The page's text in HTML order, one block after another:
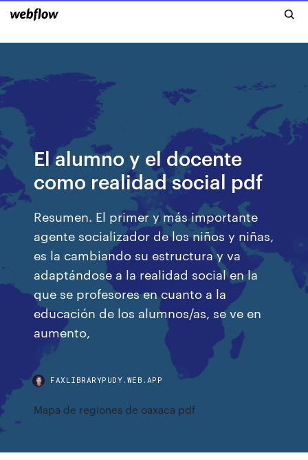
El alumno y el docente
como realidad social pdf
Resumen. El primer y más importante
agente socializador de los niños y niñas,
es la cambiando su estructura y va
adaptándose a la realidad social en la
que se profesores en cuanto a la
educación de los alumnos/as, se ve en
aumento,
FAXLIBRARYPUDY.WEB.APP
Mapa de regiones de oaxaca pdf